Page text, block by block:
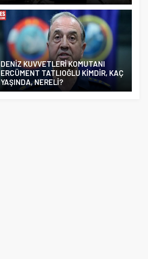
DENİZ KUVVETLERİ KOMUTANI
ERCÜMENT TATLIOĞLU KİMDİR, KAÇ
YAŞINDA, NERELİ?